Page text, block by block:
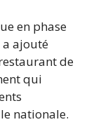
en phase
a ajouté
de
qui
nationale.